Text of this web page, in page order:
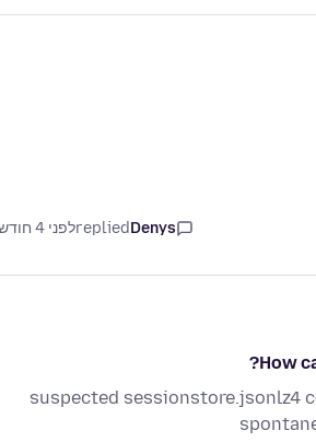
Denys
repliedלפני 4 חודשים
How
suspected sessionstore.jsonlz4